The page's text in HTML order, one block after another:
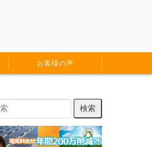
お客様の声